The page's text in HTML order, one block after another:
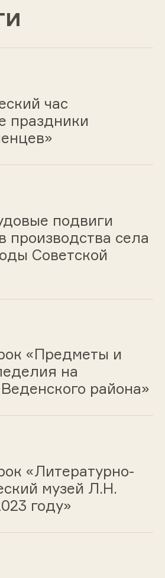
час
праздники
подвиги
производства села
Советской
«Предметы и
на
района»
«Литературно-
музей Л.Н.
году»